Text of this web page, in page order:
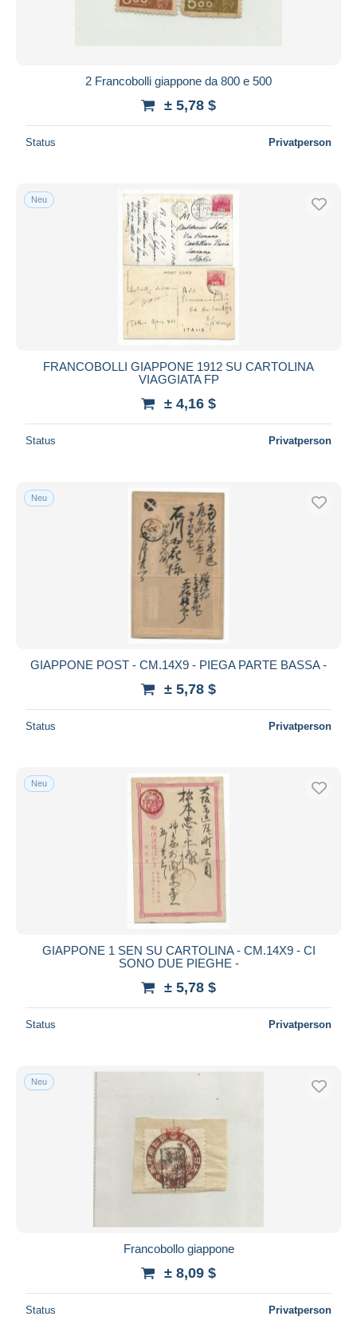
2 Francobolli giappone da 800 e 500
± 5,78 $
Status Privatperson
Neu
FRANCOBOLLI GIAPPONE 1912 SU CARTOLINA
VIAGGIATA FP
± 4,16 $
Status Privatperson
Neu
GIAPPONE POST - CM.14X9 - PIEGA PARTE BASSA -
± 5,78 $
Status Privatperson
Neu
GIAPPONE 1 SEN SU CARTOLINA - CM.14X9 - CI
SONO DUE PIEGHE -
± 5,78 $
Status Privatperson
Neu
Francobollo giappone
± 8,09 $
Status Privatperson